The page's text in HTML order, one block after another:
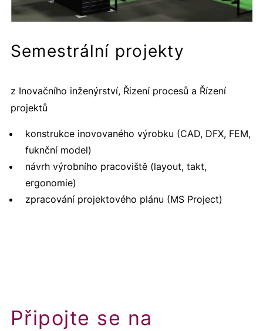
Semestrální projekty
z Inovačního inženýrství, Řizení procesů a Řízení
projektů
konstrukce inovovaného výrobku (CAD, DFX, FEM,
fuknční model)
návrh výrobního pracoviště (layout, takt,
ergonomie)
zpracování projektového plánu (MS Project)
Připojte se na